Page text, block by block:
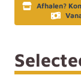
Afhalen?